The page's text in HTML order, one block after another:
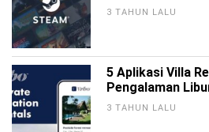
3 TAHUN LALU
5 Aplikasi Villa
Pengalaman
3 TAHUN LALU